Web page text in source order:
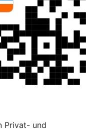
Privat- und